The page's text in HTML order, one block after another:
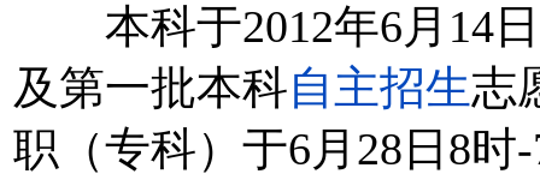
本科于2012年6月14日
及第一批本科自主招生志
职（专科）于6月28日8时